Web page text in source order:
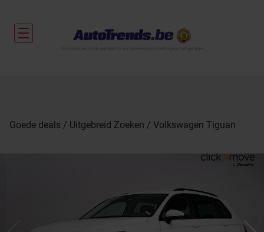
Goede deals Uitgebreid Zoeken Volkswagen Tiguan